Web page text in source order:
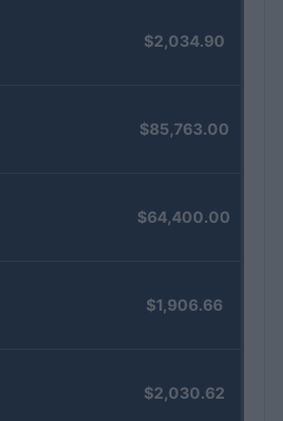
$2,034.90
$85,763.00
$64,400.00
$1,906.66
$2,030.62